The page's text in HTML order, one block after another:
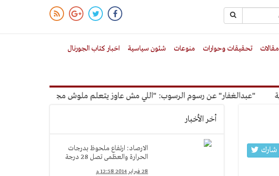
مقالات تحقيقات وحوارات منوعات شئون سياسية اخبار كتاب الجورنال
"عبدالغفار" عن رسوم الرسوب: "اللي مش عاوز يتعلم ملوش مجانية"
شارك
أخر الأخبار
الارصاد: ارتفاع ملحوظ بدرجات
الحرارة والعظمى تصل 28 درجة
28 فبراير 2014 12:58 م